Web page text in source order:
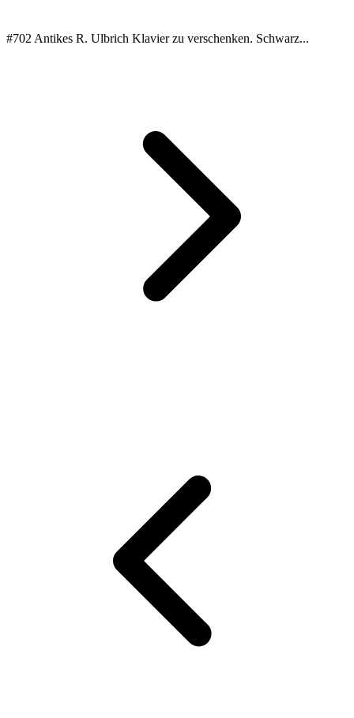
#702 Antikes R. Ulbrich Klavier zu verschenken. Schwarz...